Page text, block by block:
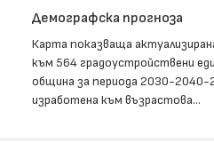
Демографска прогноза
Карта показваща
към 564 градоустройствени
община за периода 2030-2040-
изработена към възрастова...